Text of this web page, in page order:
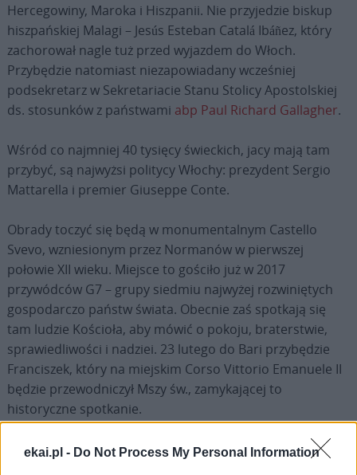
ekai.pl - Do Not Process My Personal Information
Hercegowiny, Maroka i Hiszpanii. Nie przyjedzie biskup
hiszpańskiej Malagi – Jesús Esteban Catalá Ibáñez, który
zachorował nagle tuż przed wyjazdem do Włoch.
Przybędzie natomiast niezapowiadany wcześniej
podsekretarz w Sekretariacie Stanu Stolicy Apostolskiej
ds. stosunków z państwami abp Paul Richard Gallagher.
Wśród co najmniej 40 tysięcy świeckich, jacy mają tam
przybyć, są najwyżsi politycy Włochy: prezydent Sergio
Mattarella i premier Giuseppe Conte.
Obrady toczyć się będą w monumentalnym Castello
Svevo, wzniesionym przez Normanów w pierwszej
połowie XII wieku. Miejsce to gościło już w 2017
przywódców G7 – grupy siedmiu najwyżej rozwiniętych
gospodarczo państw świata. Obecnie zaś spotkają się
tam ludzie Kościoła, aby mówić o pokoju, braterstwie,
sprawiedliwości i nadziei. 23 lutego do Bari przybędzie
Franciszek, który na miejskim Corso Vittorio Emanuele II
będzie przewodniczył Mszy św., zamykającej to
historyczne spotkanie.